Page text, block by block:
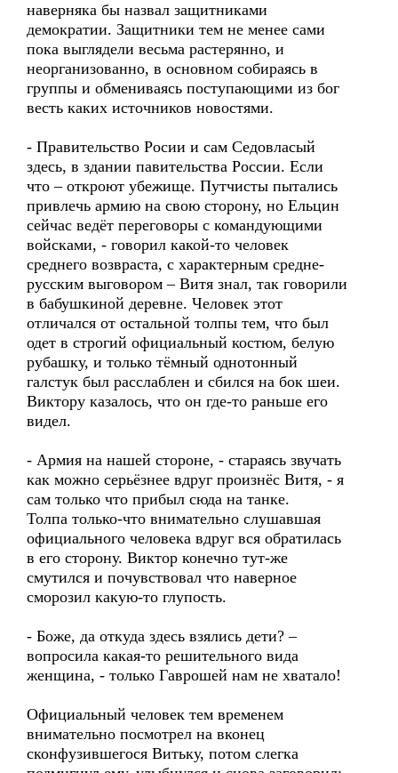
наверняка бы назвал защитниками
демократии. Защитники тем не менее сами
пока выглядели весьма растерянно, и
неорганизованно, в основном собираясь в
группы и обмениваясь поступающими из бог
весть каких источников новостями.
- Правительство Росии и сам Седовласый
здесь, в здании павительства России. Если
что – откроют убежище. Путчисты пытались
привлечь армию на свою сторону, но Ельцин
сейчас ведёт переговоры с командующими
войсками, - говорил какой-то человек
среднего возвраста, с характерным средне-
русским выговором – Витя знал, так говорили
в бабушкиной деревне. Человек этот
отличался от остальной толпы тем, что был
одет в строгий официальный костюм, белую
рубашку, и только тёмный однотонный
галстук был расслаблен и сбился на бок шеи.
Виктору казалось, что он где-то раньше его
видел.
- Армия на нашей стороне, - стараясь звучать
как можно серьёзнее вдруг произнёс Витя, - я
сам только что прибыл сюда на танке.
Толпа только-что внимательно слушавшая
официального человека вдруг вся обратилась
в его сторону. Виктор конечно тут-же
смутился и почувствовал что наверное
сморозил какую-то глупость.
- Боже, да откуда здесь взялись дети? –
вопросила какая-то решительного вида
женщина, - только Гаврошей нам не хватало!
Официальный человек тем временем
внимательно посмотрел на вконец
сконфузившегося Витьку, потом слегка